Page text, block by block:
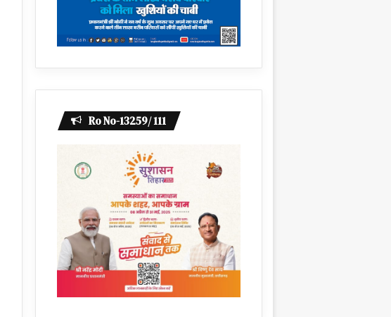
Ro No-13259/ 111